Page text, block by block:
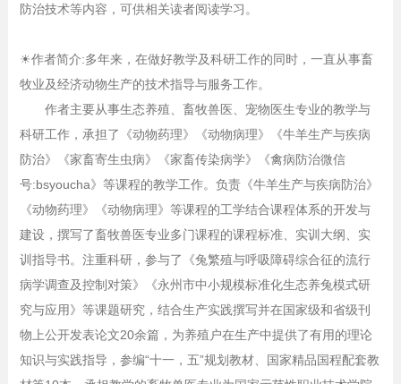
防治技术等内容，可供相关读者阅读学习。
☀作者简介:多年来，在做好教学及科研工作的同时，一直从事畜
牧业及经济动物生产的技术指导与服务工作。
作者主要从事生态养殖、畜牧兽医、宠物医生专业的教学与
科研工作，承担了《动物药理》《动物病理》《牛羊生产与疾病
防治》《家畜寄生虫病》《家畜传染病学》《禽病防治微信
号:bsyoucha》等课程的教学工作。负责《牛羊生产与疾病防治》
《动物药理》《动物病理》等课程的工学结合课程体系的开发与
建设，撰写了畜牧兽医专业多门课程的课程标准、实训大纲、实
训指导书。注重科研，参与了《兔繁殖与呼吸障碍综合征的流行
病学调查及控制对策》《永州市中小规模标准化生态养兔模式研
究与应用》等课题研究，结合生产实践撰写并在国家级和省级刊
物上公开发表论文20余篇，为养殖户在生产中提供了有用的理论
知识与实践指导，参编“十一，五”规划教材、国家精品国程配套教